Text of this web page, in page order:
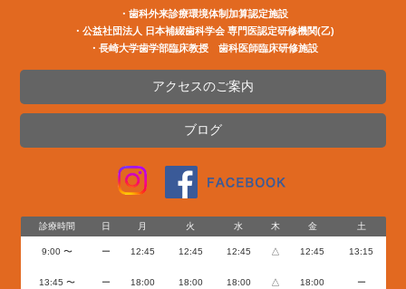
・歯科外来診療環境体制加算認定施設
・公益社団法⼈ ⽇本補綴⻭科学会 専⾨医認定研修機関(⼄)
・長崎大学歯学部臨床教授 歯科医師臨床研修施設
アクセスのご案内
ブログ
診療時間 日 月 火 水 木 金 土
9:00 〜 ー 12:45 12:45 12:45 △ 12:45 13:15
13:45 〜 ー 18:00 18:00 18:00 △ 18:00 ー